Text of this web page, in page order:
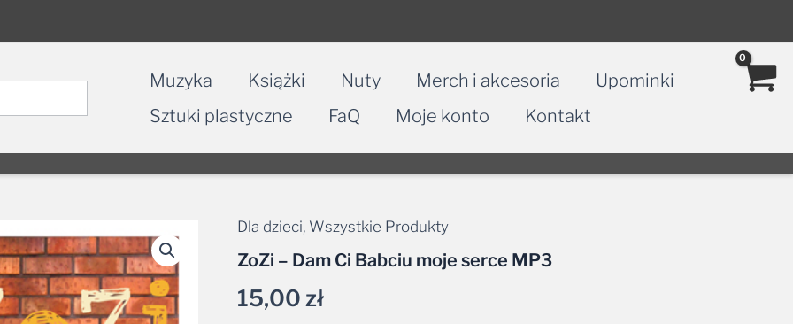
Muzyka Książki Nuty Merch i akcesoria
Upominki
Sztuki plastyczne
FaQ Moje konto Kontakt
Dla dzieci, Wszystkie Produkty
ZoZi – Dam Ci Babciu moje serce MP3
15,00zł
ilość
-
Ci